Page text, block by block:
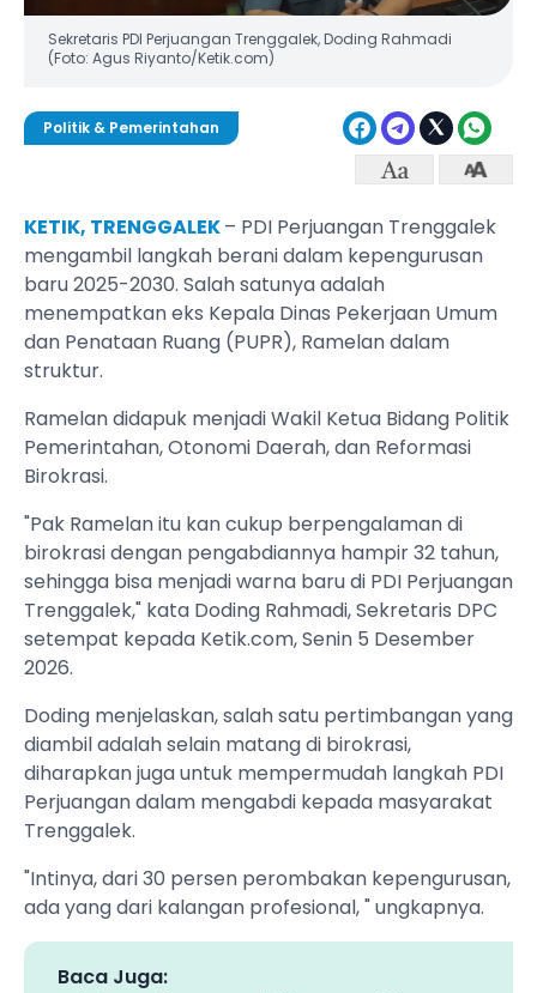
Sekretaris PDI Perjuangan Trenggalek, Doding Rahmadi
(Foto: Agus Riyanto/Ketik.com)
Politik & Pemerintahan
KETIK, TRENGGALEK– PDI Perjuangan Trenggalek
mengambil langkah berani dalam kepengurusan
baru 2025-2030. Salah satunya adalah
menempatkan eks Kepala Dinas Pekerjaan Umum
dan Penataan Ruang (PUPR), Ramelan dalam
struktur.
Ramelan didapuk menjadi Wakil Ketua Bidang Politik
Pemerintahan, Otonomi Daerah, dan Reformasi
Birokrasi.
"Pak Ramelan itu kan cukup berpengalaman di
birokrasi dengan pengabdiannya hampir 32 tahun,
sehingga bisa menjadi warna baru di PDI Perjuangan
Trenggalek," kata Doding Rahmadi, Sekretaris DPC
setempat kepada Ketik.com, Senin 5 Desember
2026.
Doding menjelaskan, salah satu pertimbangan yang
diambil adalah selain matang di birokrasi,
diharapkan juga untuk mempermudah langkah PDI
Perjuangan dalam mengabdi kepada masyarakat
Trenggalek.
"Intinya, dari 30 persen perombakan kepengurusan,
ada yang dari kalangan profesional, " ungkapnya.
Baca Juga: